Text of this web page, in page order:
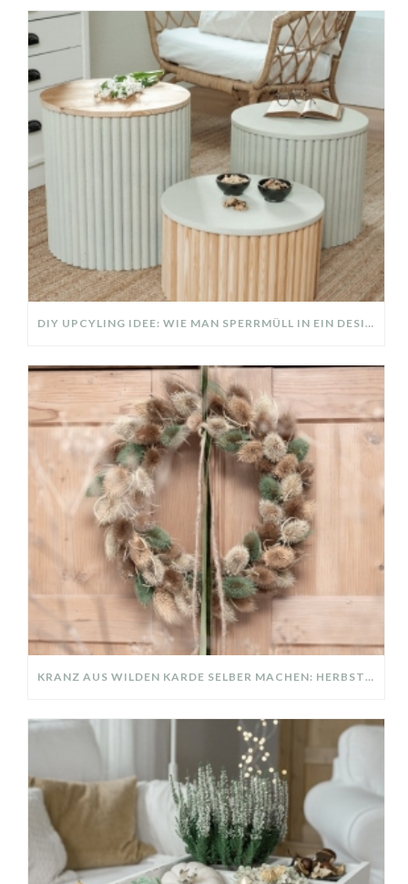
DIY UPCYLING IDEE: WIE MAN SPERRMÜLL IN EIN DESIGNER TEIL VERWANDELT
KRANZ AUS WILDEN KARDE SELBER MACHEN: HERBSTDEKO GANZ EINFACH